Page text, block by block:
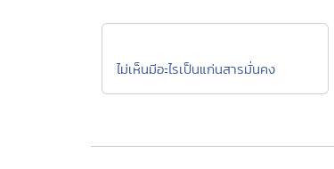
ไม่เห็นมีอะไรเป็นแก่นสารมั่นคง